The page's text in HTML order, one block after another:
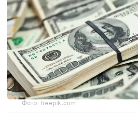
Фото: freepik.com